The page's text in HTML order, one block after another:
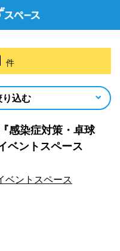
感染症対策・卓球
ベントスペース
ベントスペース
件
り込む